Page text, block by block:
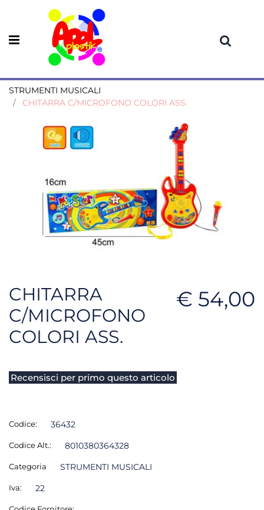
Open menu
STRUMENTI MUSICALI
CHITARRA C/MICROFONO COLORI ASS.
CHITARRA
C/MICROFONO
COLORI ASS.
€ 54,00
Recensisci per primo questo articolo
Codice: 36432
Codice Alt.: 8010380364328
Categoria STRUMENTI MUSICALI
Iva: 22